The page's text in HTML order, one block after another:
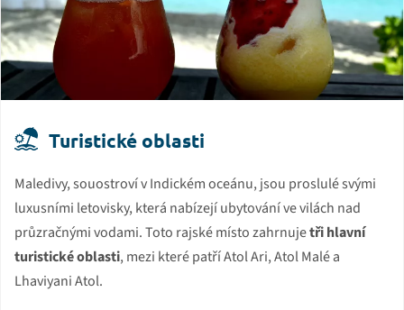
Turistické oblasti
Maledivy, souostroví v Indickém oceánu, jsou proslulé svými
luxusními letovisky, která nabízejí ubytování ve vilách nad
průzračnými vodami. Toto rajské místo zahrnujetři hlavní
turistické oblasti, mezi které patří Atol Ari, Atol Malé a
Lhaviyani Atol.